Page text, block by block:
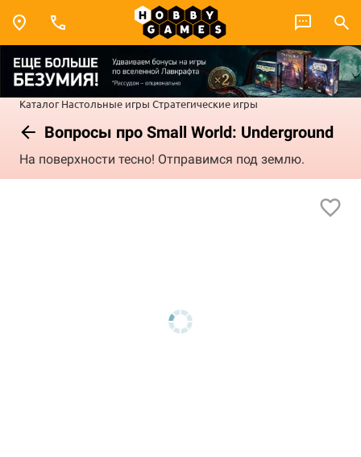
Каталог Настольные игры Стратегические игры
Вопросы про Small World: Underground
На поверхности тесно! Отправимся под землю.